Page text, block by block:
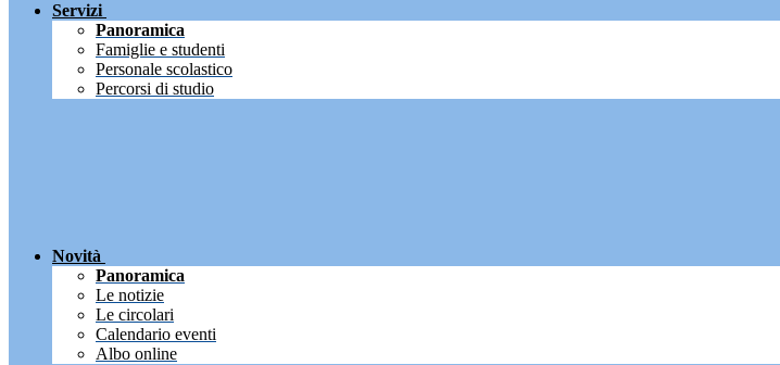
Servizi
Panoramica
Famiglie e studenti
Personale scolastico
Percorsi di studio
Novità
Panoramica
Le notizie
Le circolari
Calendario eventi
Albo online